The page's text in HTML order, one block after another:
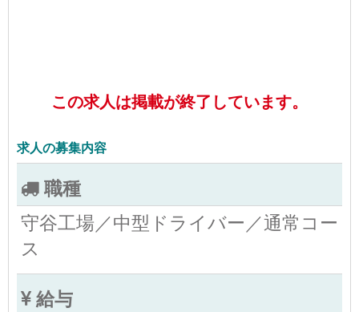
この求人は掲載が終了しています。
求人の募集内容
職種
守谷工場／中型ドライバー／通常コー
ス
給与